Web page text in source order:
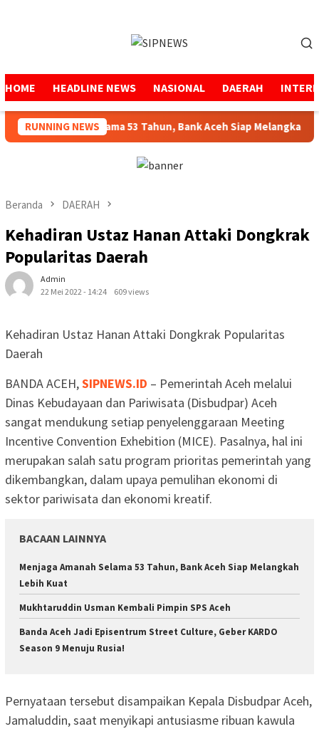
HOME HEADLINE NEWS NASIONAL DAERAH
RUNNING NEWS
Amanah Selama 53 Tahun, Bank Aceh Siap Melangkah Lebih
Beranda DAERAH
Kehadiran Ustaz Hanan Attaki Dongkrak
Popularitas Daerah
Admin
22 Mei 2022 - 14:24
609 views
Kehadiran Ustaz Hanan Attaki Dongkrak Popularitas
Daerah
BANDA ACEH,SIPNEWS.ID – Pemerintah Aceh melalui
Dinas Kebudayaan dan Pariwisata (Disbudpar) Aceh
sangat mendukung setiap penyelenggaraan Meeting
Incentive Convention Exhebition (MICE). Pasalnya, hal ini
merupakan salah satu program prioritas pemerintah yang
dikembangkan, dalam upaya pemulihan ekonomi di
sektor pariwisata dan ekonomi kreatif.
BACAAN LAINNYA
Menjaga Amanah Selama 53 Tahun, Bank Aceh Siap Melangkah
Lebih Kuat
Mukhtaruddin Usman Kembali Pimpin SPS Aceh
Banda Aceh Jadi Episentrum Street Culture, Geber KARDO
Season 9 Menuju Rusia!
Pernyataan tersebut disampaikan Kepala Disbudpar Aceh,
Jamaluddin, saat menyikapi antusiasme ribuan kawula